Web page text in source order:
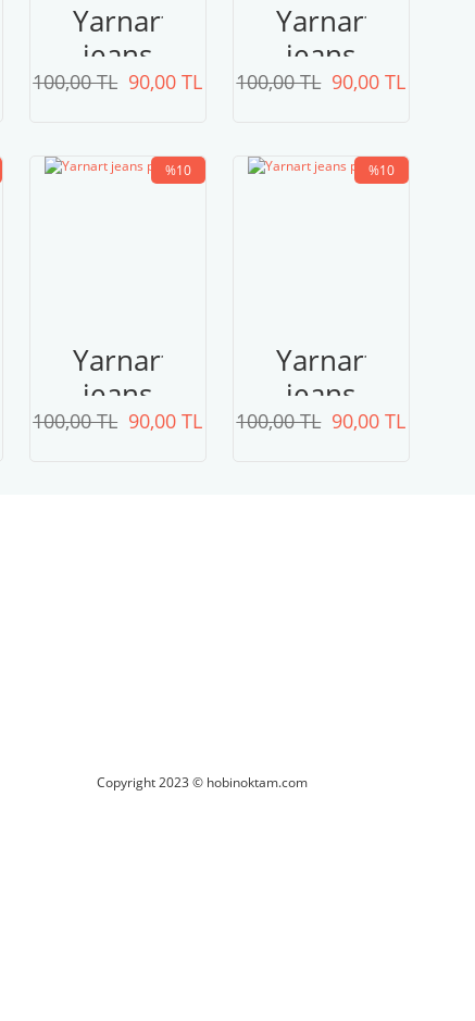
Yarnart
jeans
plus
pastel
pembe
90,00 TL
100,00 TL
Yarnart
jeans
plus
siyah
90,00 TL
100,00 TL
%10
Yarnart
jeans
plus90,00 TL
100,00 TL
%10
Yarnart
jeans
plus90,00 TL
100,00 TL
Copyright 2023 © hobinoktam.com